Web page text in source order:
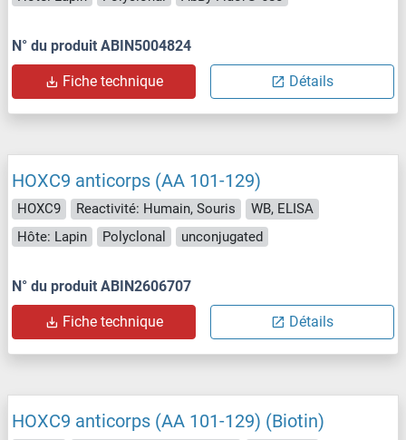
N° du produit ABIN5004824
Fiche technique Détails
HOXC9 anticorps (AA 101-129)
HOXC9 Reactivité: Humain, Souris
WB, ELISA
Hôte: Lapin
Polyclonal unconjugated
N° du produit ABIN2606707
Fiche technique Détails
HOXC9 anticorps (AA 101-129) (Biotin)